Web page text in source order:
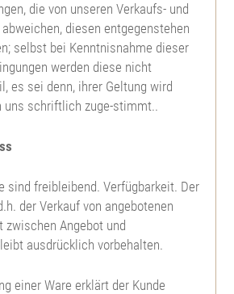
Birke
die von unseren Verkaufs- und
diesen entgegenstehen
selbst bei Kenntnisnahme dieser
werden diese nicht
es sei denn, ihrer Geltung wird
uns schriftlich zuge-stimmt..
sind freibleibend. Verfügbarkeit. Der
der Verkauf von angebotenen
zwischen Angebot und
ausdrücklich vorbehalten.
einer Ware erklärt der Kunde